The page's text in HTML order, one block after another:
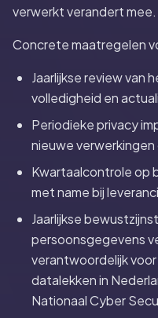
verwerkt verandert mee.
Concrete maatregelen
Jaarlijkse review van
volledigheid en
Periodieke privacy
nieuwe
Kwartaalcontrole op
met name bij
Jaarlijkse
persoonsgegevens
verantwoordelijk
datalekken in
Nationaal Cyber